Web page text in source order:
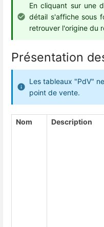
En cliquant sur une
détail s'affiche sous
retrouver l'origine du
Présentation
Les tableaux "PdV"
point de vente.
Nom Description